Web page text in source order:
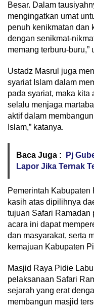
Besar. Dalam
mengingatkan umat
penuh kenikmatan dan
dengan senikmat-
memang terburu-buru,”
Ustadz Masrul juga
syariat Islam dalam
pada syariat, maka kita
selalu menjaga
aktif dalam
Islam,” katanya.
Baca Juga :
Pj
Lapor Jika Ternak
Pemerintah Kabupaten
kasih atas dipilihnya
tujuan Safari Ramadan
acara ini dapat
dan masyarakat, serta
kemajuan Kabupaten
Masjid Raya Pidie
pelaksanaan Safari
sejarah yang erat
membangun masjid